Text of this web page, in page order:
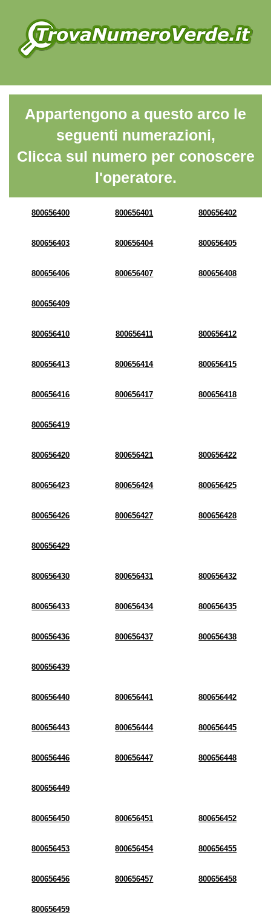
Appartengono a questo arco le
seguenti numerazioni,
Clicca sul numero per conoscere
l'operatore.
800656400 800656401 800656402
800656403 800656404 800656405
800656406 800656407 800656408
800656409
800656410 800656411 800656412
800656413 800656414 800656415
800656416 800656417 800656418
800656419
800656420 800656421 800656422
800656423 800656424 800656425
800656426 800656427 800656428
800656429
800656430 800656431 800656432
800656433 800656434 800656435
800656436 800656437 800656438
800656439
800656440 800656441 800656442
800656443 800656444 800656445
800656446 800656447 800656448
800656449
800656450 800656451 800656452
800656453 800656454 800656455
800656456 800656457 800656458
800656459